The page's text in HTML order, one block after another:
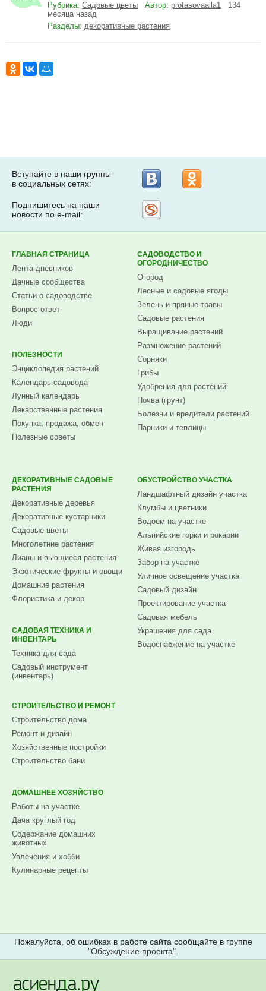
Рубрика: Садовые цветы Автор: protasovaalla1
134
месяца назад
Разделы: декоративные растения
Вступайте в наши группы
в социальных сетях:
Подпишитесь на наши
новости по e-mail:
ГЛАВНАЯ СТРАНИЦА
Лента дневников
Дачные сообщества
Статьи о садоводстве
Вопрос-ответ
Люди
ПОЛЕЗНОСТИ
Энциклопедия растений
Календарь садовода
Лунный календарь
Лекарственные растения
Покупка, продажа, обмен
Полезные советы
САДОВОДСТВО И
ОГОРОДНИЧЕСТВО
Огород
Лесные и садовые ягоды
Зелень и пряные травы
Садовые растения
Выращивание растений
Размножение растений
Сорняки
Грибы
Удобрения для растений
Почва (грунт)
Болезни и вредители растений
Парники и теплицы
ДЕКОРАТИВНЫЕ САДОВЫЕ
РАСТЕНИЯ
Декоративные деревья
Декоративные кустарники
Садовые цветы
Многолетние растения
Лианы и вьющиеся растения
Экзотические фрукты и овощи
Домашние растения
Флористика и декор
САДОВАЯ ТЕХНИКА И
ИНВЕНТАРЬ
Техника для сада
Садовый инструмент
(инвентарь)
ОБУСТРОЙСТВО УЧАСТКА
Ландшафтный дизайн участка
Клумбы и цветники
Водоем на участке
Альпийские горки и рокарии
Живая изгородь
Забор на участке
Уличное освещение участка
Садовый дизайн
Проектирование участка
Садовая мебель
Украшения для сада
Водоснабжение на участке
СТРОИТЕЛЬСТВО И РЕМОНТ
Строительство дома
Ремонт и дизайн
Хозяйственные постройки
Строительство бани
ДОМАШНЕЕ ХОЗЯЙСТВО
Работы на участке
Дача круглый год
Содержание домашних
животных
Увлечения и хобби
Кулинарные рецепты
Пожалуйста, об ошибках в работе сайта сообщайте в группе
"Обсуждение проекта".